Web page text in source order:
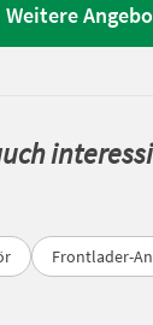
Weitere
Frontlader-